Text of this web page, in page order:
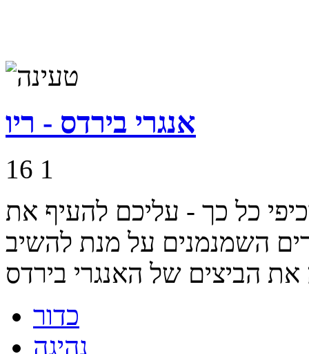
אנגרי בירדס - ריו
16 1
כל כך - עליכם להעיף את
השמנמנים על מנת להשיב
כדור
נהיגה